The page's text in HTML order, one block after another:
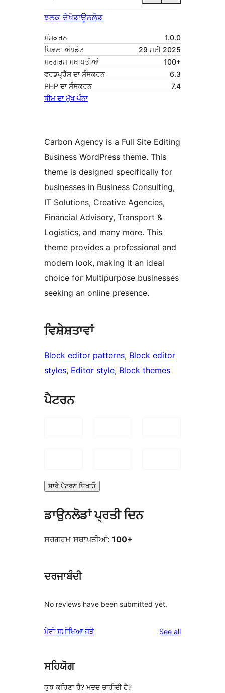
ਝਲਕ ਦੇਖੋਡਾਊਨਲੋਡ
ਸੰਸਕਰਨ
1.0.0
ਪਿਛਲਾ ਅੱਪਡੇਟ
29 ਮਈ 2025
ਸਰਗਰਮ ਸਥਾਪਤੀਆਂ
100+
ਵਰਡਪ੍ਰੈੱਸ ਦਾ ਸੰਸਕਰਨ
6.3
PHP ਦਾ ਸੰਸਕਰਨ
7.4
ਥੀਮ ਦਾ ਮੁੱਖ ਪੰਨਾ
Carbon Agency is a Full Site Editing
Business WordPress theme. This
theme is designed specifically for
businesses in Business Consulting,
IT Solutions, Creative Agencies,
Financial Advisory, Transport &
Logistics, and many more. This
theme provides a professional and
modern look, making it an ideal
choice for Multipurpose businesses
seeking an online presence.
ਵਿਸ਼ੇਸ਼ਤਾਵਾਂ
Block editor patterns, Block editor
styles, Editor style, Block themes
ਪੈਟਰਨ
ਸਾਰੇ ਪੈਟਰਨ ਦਿਖਾਓ
ਡਾਉਨਲੋਡਾਂ ਪ੍ਰਤੀ ਦਿਨ
ਸਰਗਰਮ ਸਥਾਪਤੀਆਂ: 100+
ਦਰਜਾਬੰਦੀ
No reviews have been submitted yet.
ਮੇਰੀ ਸਮੀਖਿਆ ਜੋੜੋ See allreviews
ਸਹਿਯੋਗ
ਕੁਝ ਕਹਿਣਾ ਹੈ? ਮਦਦ ਚਾਹੀਦੀ ਹੈ?